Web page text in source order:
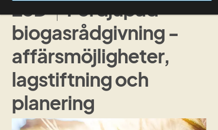
23D
Fördjupad
biogasrådgivning -
affärsmöjligheter,
lagstiftning och
planering